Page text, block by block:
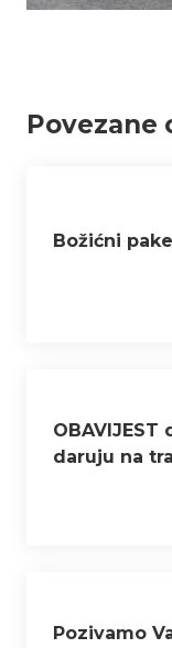
Povezane
Božićni
daruju na
Pozivamo